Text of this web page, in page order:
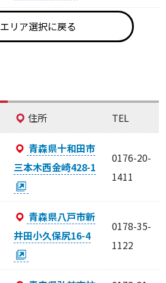
エリア選択に戻る
住所 TEL
青森県十和田市
三本木西金崎428-1
0176-20-
1411
青森県八戸市新
井田小久保尻16-4
0178-35-
1122